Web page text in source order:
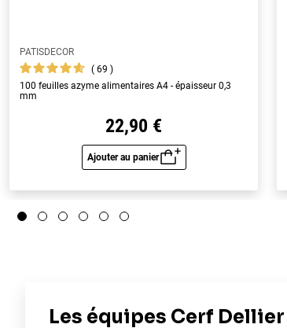
PATISDECOR
69
100 feuilles azyme alimentaires A4 - épaisseur 0,3
mm
22,90 €
Ajouter au panier
Aperçu rapide